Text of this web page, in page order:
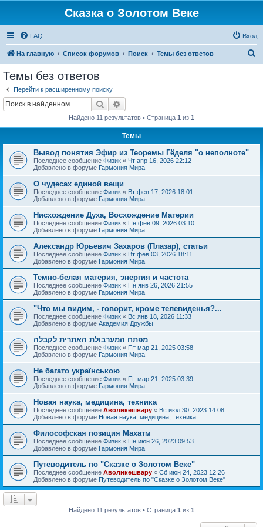
Сказка о Золотом Веке
FAQ Вход
На главную Список форумов Поиск Темы без ответов
Темы без ответов
Перейти к расширенному поиску
Поиск
Найдено 11 результатов • Страница 1 из 1
Темы
Вывод понятия Эфир из Теоремы Гёделя "о неполноте"
Последнее сообщение Физик « Чт апр 16, 2026 22:12
Добавлено в форуме Гармония Мира
О чудесах единой вещи
Последнее сообщение Физик « Вт фев 17, 2026 18:01
Добавлено в форуме Гармония Мира
Нисхождение Духа, Восхождение Материи
Последнее сообщение Физик « Пн фев 09, 2026 03:10
Добавлено в форуме Гармония Мира
Александр Юрьевич Захаров (Плазар), статьи
Последнее сообщение Физик « Вт фев 03, 2026 18:11
Добавлено в форуме Гармония Мира
Темно-белая материя, энергия и частота
Последнее сообщение Физик « Пн янв 26, 2026 21:55
Добавлено в форуме Гармония Мира
"Что мы видим, - говорит, кроме телевиденья?...
Последнее сообщение Физик « Вс янв 18, 2026 11:33
Добавлено в форуме Академия Дружбы
מפתח המערבולת האתרית לקבלה
Последнее сообщение Физик « Пт мар 21, 2025 03:58
Добавлено в форуме Гармония Мира
Не багато українською
Последнее сообщение Физик « Пт мар 21, 2025 03:39
Добавлено в форуме Гармония Мира
Новая наука, медицина, техника
Последнее сообщение Аволикешвару « Вс июл 30, 2023 14:08
Добавлено в форуме Новая наука, медицина, техника
Философская позиция Махатм
Последнее сообщение Физик « Пн июн 26, 2023 09:53
Добавлено в форуме Гармония Мира
Путеводитель по "Сказке о Золотом Веке"
Последнее сообщение Аволикешвару « Сб июн 24, 2023 12:26
Добавлено в форуме Путеводитель по "Сказке о Золотом Веке"
Найдено 11 результатов • Страница 1 из 1